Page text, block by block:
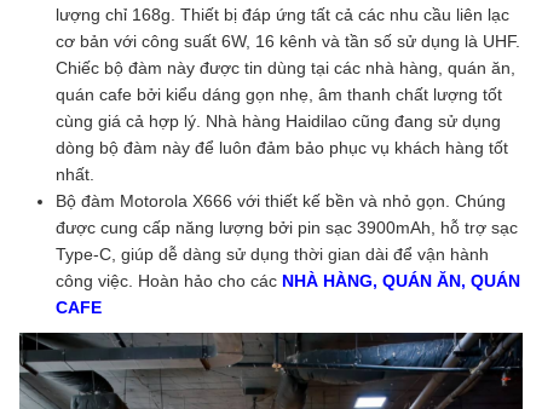
lượng chỉ 168g. Thiết bị đáp ứng tất cả các nhu cầu liên lạc
cơ bản với công suất 6W, 16 kênh và tần số sử dụng là UHF.
Chiếc bộ đàm này được tin dùng tại các nhà hàng, quán ăn,
quán cafe bởi kiểu dáng gọn nhẹ, âm thanh chất lượng tốt
cùng giá cả hợp lý. Nhà hàng Haidilao cũng đang sử dụng
dòng bộ đàm này để luôn đảm bảo phục vụ khách hàng tốt
nhất.
Bộ đàm Motorola X666 với thiết kế bền và nhỏ gọn. Chúng
được cung cấp năng lượng bởi pin sạc 3900mAh, hỗ trợ sạc
Type-C, giúp dễ dàng sử dụng thời gian dài để vận hành
công việc. Hoàn hảo cho các NHÀ HÀNG, QUÁN ĂN, QUÁN
CAFE